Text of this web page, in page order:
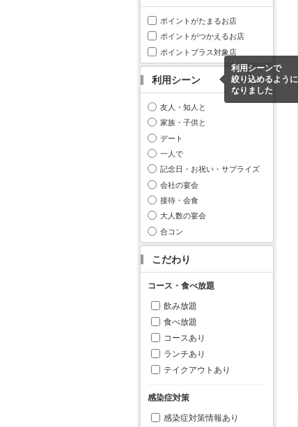
ポイントがたまるお店
ポイントがつかえるお店
ポイントプラス対象店
利用シーン
利用シーンで
絞り込めるように
なりました
友人・知人と
家族・子供と
デート
一人で
記念日・お祝い・サプライズ
会社の宴会
接待・会食
大人数の宴会
合コン
こだわり
コース・食べ放題
飲み放題
食べ放題
コースあり
ランチあり
テイクアウトあり
感染症対策
感染症対策情報あり